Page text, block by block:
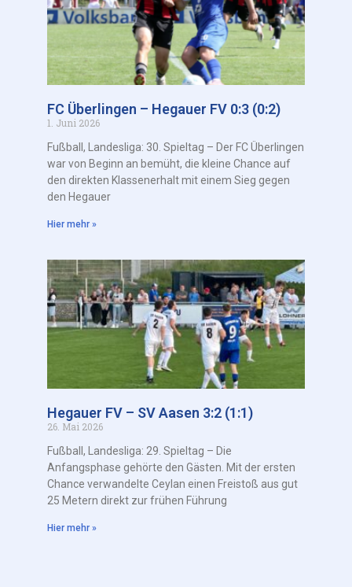
FC Überlingen – Hegauer FV 0:3 (0:2)
1. Juni 2026
Fußball, Landesliga: 30. Spieltag – Der FC Überlingen
war von Beginn an bemüht, die kleine Chance auf
den direkten Klassenerhalt mit einem Sieg gegen
den Hegauer
Hier mehr »
Hegauer FV – SV Aasen 3:2 (1:1)
26. Mai 2026
Fußball, Landesliga: 29. Spieltag – Die
Anfangsphase gehörte den Gästen. Mit der ersten
Chance verwandelte Ceylan einen Freistoß aus gut
25 Metern direkt zur frühen Führung
Hier mehr »